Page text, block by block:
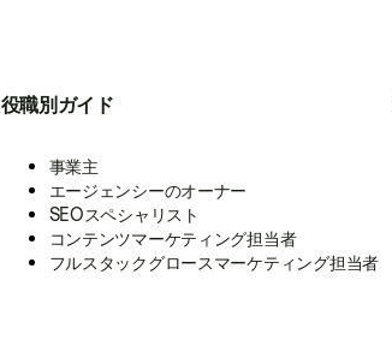
役職別ガイド
事業主
エージェンシーのオーナー
SEOスペシャリスト
コンテンツマーケティング担当者
フルスタックグロースマーケティング担当者